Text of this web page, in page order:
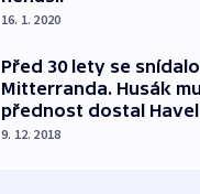
16. 1. 2020
Před 30 lety se
Mitterranda. Husák
přednost dostal Havel
9. 12. 2018